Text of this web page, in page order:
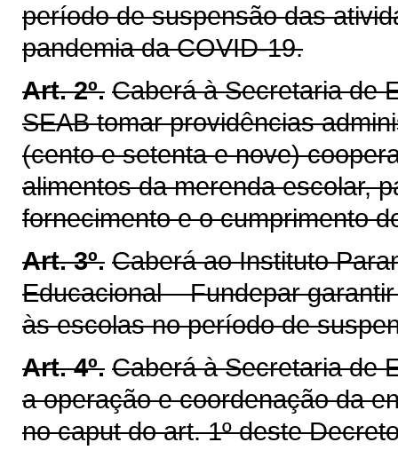
período de suspensão das
pandemia da COVID-19.
Art. 2º. Caberá à Secretaria de
SEAB tomar providências
(cento e setenta e nove)
alimentos da merenda escolar,
fornecimento e o cumprimento
Art. 3º. Caberá ao Instituto
Educacional – Fundepar
às escolas no período de
Art. 4º. Caberá à Secretaria de
a operação e coordenação da
no caput do art. 1º deste